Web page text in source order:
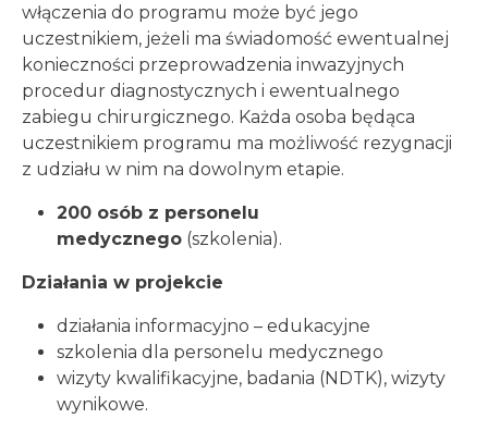
włączenia do programu może być jego
uczestnikiem, jeżeli ma świadomość ewentualnej
konieczności przeprowadzenia inwazyjnych
procedur diagnostycznych i ewentualnego
zabiegu chirurgicznego. Każda osoba będąca
uczestnikiem programu ma możliwość rezygnacji
z udziału w nim na dowolnym etapie.
200 osób z personelu
medycznego (szkolenia).
Działania w projekcie
działania informacyjno – edukacyjne
szkolenia dla personelu medycznego
wizyty kwalifikacyjne, badania (NDTK), wizyty
wynikowe.